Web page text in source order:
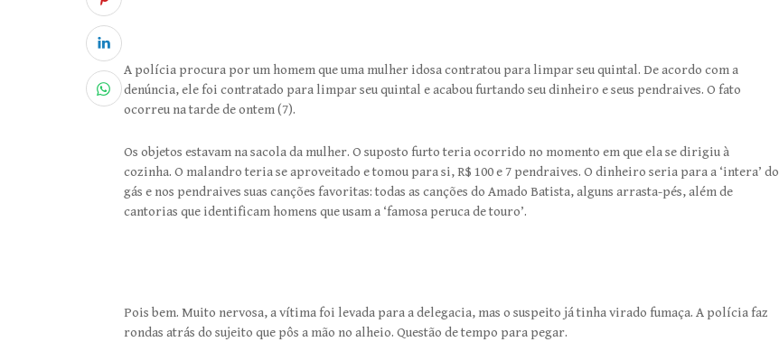
A polícia procura por um homem que uma mulher idosa contratou para limpar seu quintal. De acordo com a
denúncia, ele foi contratado para limpar seu quintal e acabou furtando seu dinheiro e seus pendraives. O fato
ocorreu na tarde de ontem (7).
Os objetos estavam na sacola da mulher. O suposto furto teria ocorrido no momento em que ela se dirigiu à
cozinha. O malandro teria se aproveitado e tomou para si, R$ 100 e 7 pendraives. O dinheiro seria para a ‘intera’ do
gás e nos pendraives suas canções favoritas: todas as canções do Amado Batista, alguns arrasta-pés, além de
cantorias que identificam homens que usam a ‘famosa peruca de touro’.
Pois bem. Muito nervosa, a vítima foi levada para a delegacia, mas o suspeito já tinha virado fumaça. A polícia faz
rondas atrás do sujeito que pôs a mão no alheio. Questão de tempo para pegar.